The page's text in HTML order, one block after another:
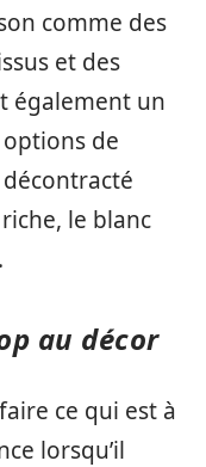
comme des
et des
également un
de
le blanc
au décor
ce qui est à
lorsqu’il